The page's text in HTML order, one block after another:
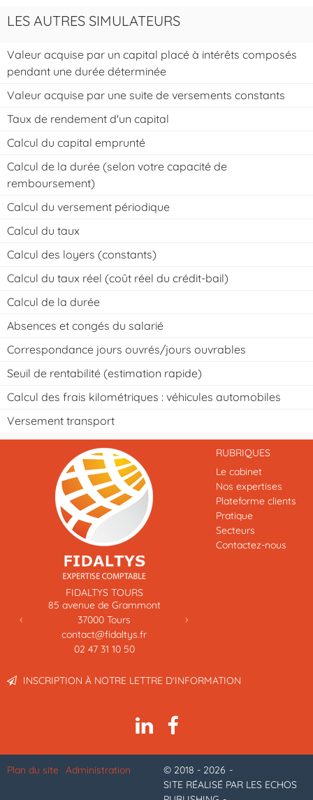
LES AUTRES SIMULATEURS
Valeur acquise par un capital placé à intérêts composés
pendant une durée déterminée
Valeur acquise par une suite de versements constants
Taux de rendement d'un capital
Calcul du capital emprunté
Calcul de la durée (selon votre capacité de
remboursement)
Calcul du versement périodique
Calcul du taux
Calcul des loyers (constants)
Calcul du taux réel (coût réel du crédit-bail)
Calcul de la durée
Absences et congés du salarié
Correspondance jours ouvrés/jours ouvrables
Seuil de rentabilité (estimation rapide)
Calcul des frais kilométriques : véhicules automobiles
Versement transport
FIDALTYS TOURS
85 avenue de Grammont
Tours
contact@fidaltys.fr
02 47 31 10 50
Previous
RUBRIQUES
Le cabinet
Nos expertises
Plateforme clients
Pratique
Secteurs
Contactez-nous
INSCRIPTION À NOTRE LETTRE D'INFORMATION
Plan du site Administration
© 2018 - 2026
SITE RÉALISÉ PAR LES ECHOS